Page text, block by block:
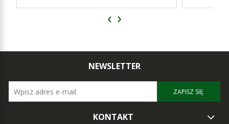
‹ ›
NEWSLETTER
ZAPISZ SIĘ
KONTAKT